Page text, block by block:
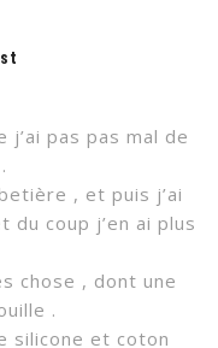
j’ai pas pas mal de
, et puis j’ai
coup j’en ai plus
chose , dont une
.
silicone et coton